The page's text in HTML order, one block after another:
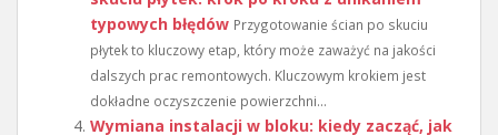
typowych błędów Przygotowanie ścian po skuciu
płytek to kluczowy etap, który może zaważyć na jakości
dalszych prac remontowych. Kluczowym krokiem jest
dokładne oczyszczenie powierzchni...
Wymiana instalacji w bloku: kiedy zacząć, jak